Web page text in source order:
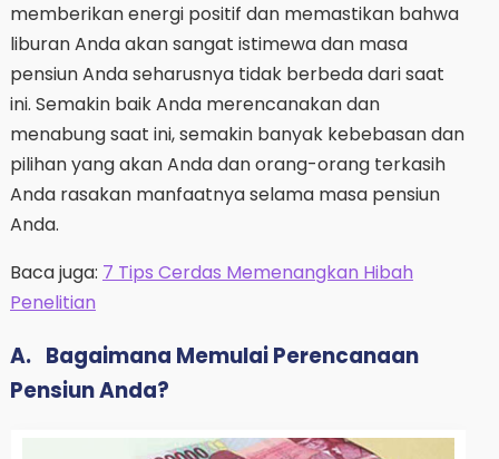
memberikan energi positif dan memastikan bahwa
liburan Anda akan sangat istimewa dan masa
pensiun Anda seharusnya tidak berbeda dari saat
ini. Semakin baik Anda merencanakan dan
menabung saat ini, semakin banyak kebebasan dan
pilihan yang akan Anda dan orang-orang terkasih
Anda rasakan manfaatnya selama masa pensiun
Anda.
Baca juga: 7 Tips Cerdas Memenangkan Hibah
Penelitian
A. Bagaimana Memulai Perencanaan
Pensiun Anda?